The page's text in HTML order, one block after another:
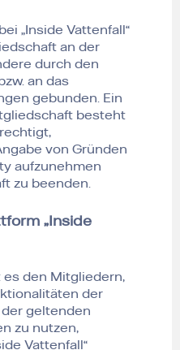
„Inside Vattenfall“
an der
durch den
an das
gebunden. Ein
besteht
von Gründen
aufzunehmen
zu beenden.
„Inside
den Mitgliedern,
der
geltenden
zu nutzen,
Vattenfall“